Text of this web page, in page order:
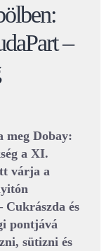
–
Dobay:
a XI.
várja a
Cukrászda és
pontjává
sütizni és